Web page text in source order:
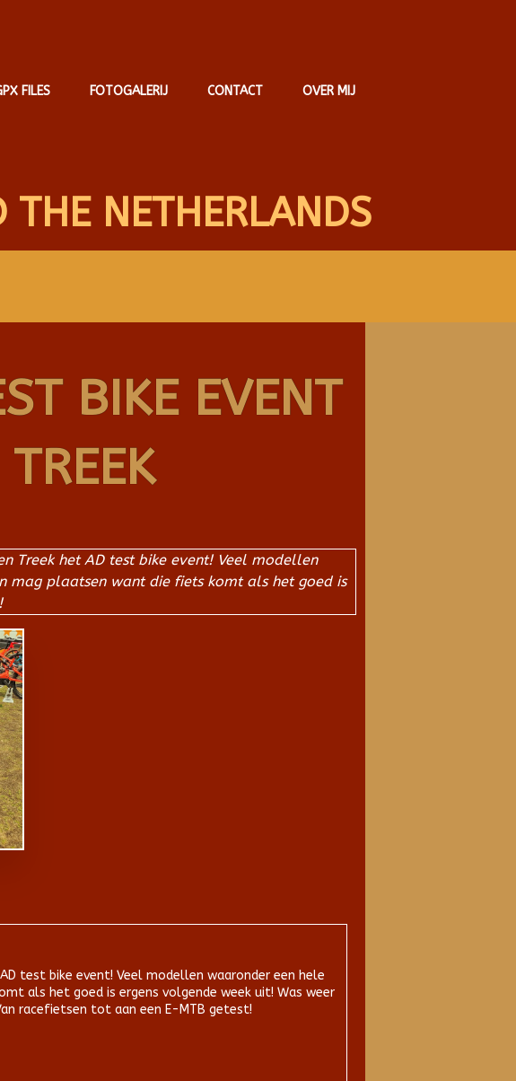
FILES FOTOGALERIJ CONTACT OVER MIJ
THE NETHERLANDS
BIKE EVENT
Treek het AD test bike event! Veel modellen
mag plaatsen want die fiets komt als het goed is
test bike event! Veel modellen waaronder een hele
als het goed is ergens volgende week uit! Was weer
racefietsen tot aan een E-MTB getest!